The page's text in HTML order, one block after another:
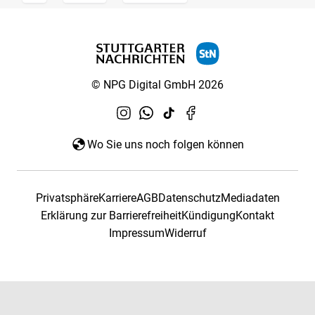
© NPG Digital GmbH 2026
Wo Sie uns noch folgen können
PrivatsphäreKarriereAGBDatenschutzMediadaten
Erklärung zur BarrierefreiheitKündigungKontakt
ImpressumWiderruf